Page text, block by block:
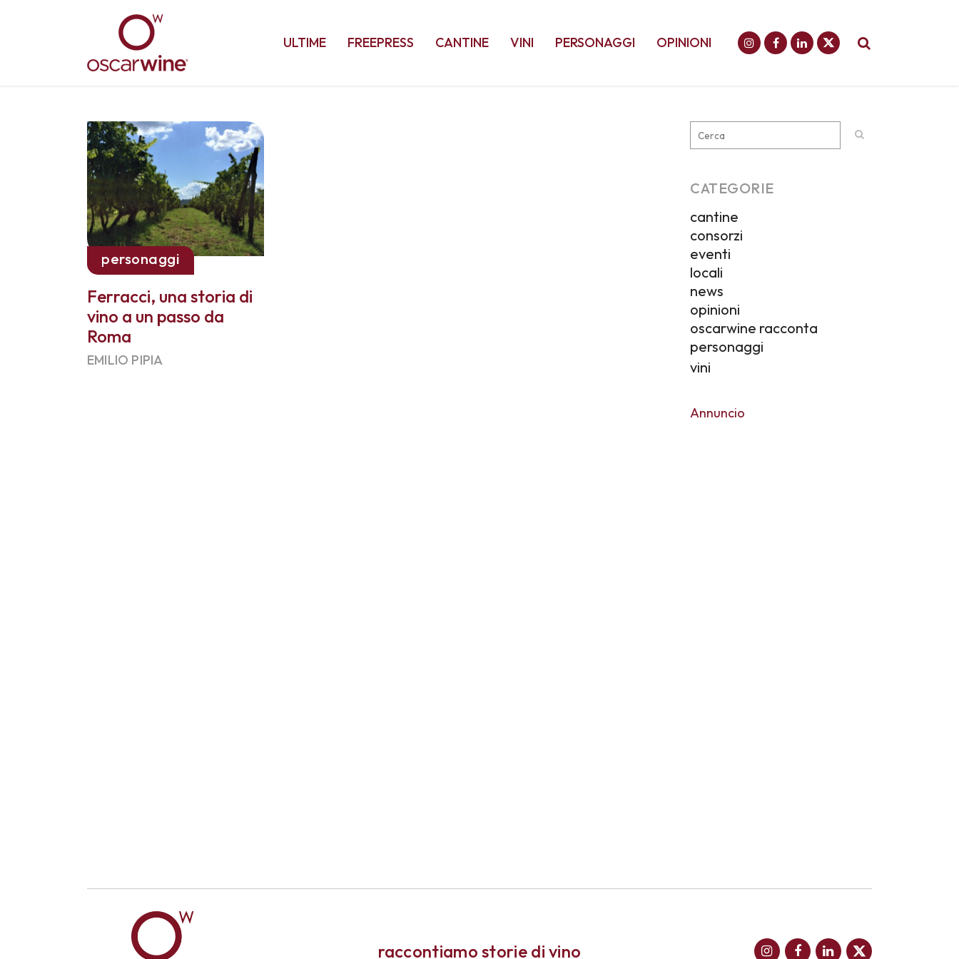
ULTIME FREEPRESS CANTINE VINI PERSONAGGI OPINIONI
personaggi
Ferracci, una storia di
vino a un passo da
Roma
EMILIO PIPIA
CATEGORIE
cantine
consorzi
eventi
locali
news
opinioni
oscarwine racconta
personaggi
vini
Annuncio
raccontiamo storie di vino